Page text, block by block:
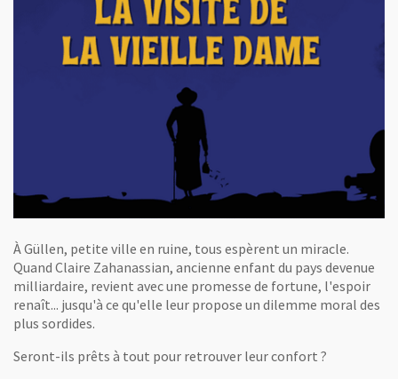
À Güllen, petite ville en ruine, tous espèrent un miracle.
Quand Claire Zahanassian, ancienne enfant du pays devenue
milliardaire, revient avec une promesse de fortune, l'espoir
renaît... jusqu'à ce qu'elle leur propose un dilemme moral des
plus sordides.
Seront-ils prêts à tout pour retrouver leur confort ?